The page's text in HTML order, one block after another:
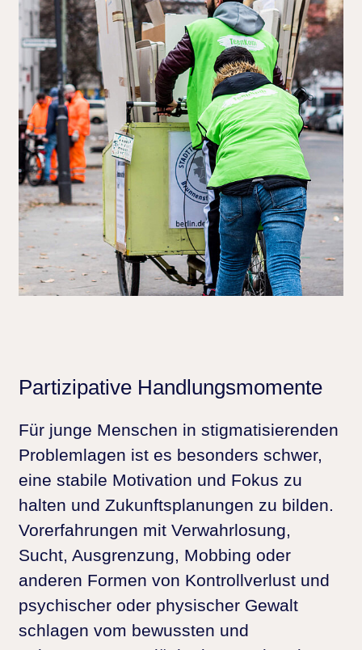
Partizipative Handlungsmomente
Für junge Menschen in stigmatisierenden
Problemlagen ist es besonders schwer,
eine stabile Motivation und Fokus zu
halten und Zukunftsplanungen zu bilden.
Vorerfahrungen mit Verwahrlosung,
Sucht, Ausgrenzung, Mobbing oder
anderen Formen von Kontrollverlust und
psychischer oder physischer Gewalt
schlagen vom bewussten und